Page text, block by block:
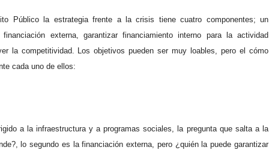
Público la estrategia frente a la crisis tiene cuatro componentes; un
externa, garantizar financiamiento interno para la actividad
la competitividad. Los objetivos pueden ser muy loables, pero el cómo
cada uno de ellos:
a la infraestructura y a programas sociales, la pregunta que salta a la
lo segundo es la financiación externa, pero ¿quién la puede garantizar